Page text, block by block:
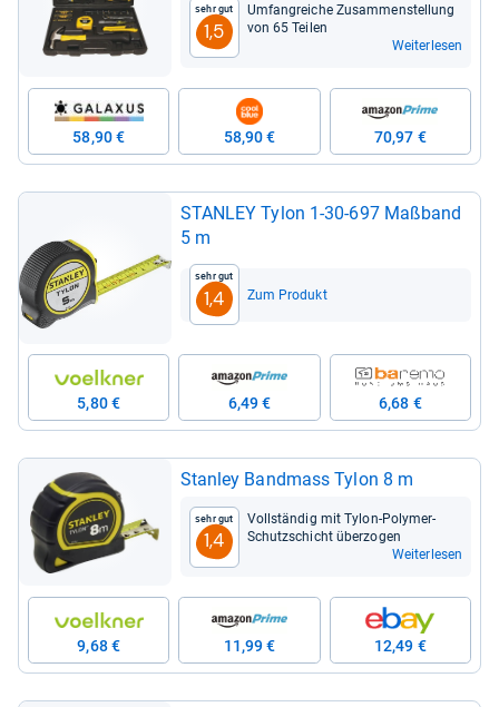
Sehr gut
1,5
Umfang­rei­che Zusam­men­stel­lung
von 65 Tei­len
Weiterlesen
58,90 € 58,90 € 70,97 €
STAN­LEY Tylon 1-​30-​697 Maß­band
5 m
Sehr gut
1,4 Zum Produkt
5,80 € 6,49 € 6,68 €
Stan­ley Band­mass Tylon 8 m
Sehr gut
1,4
Voll­stän­dig mit Tylon-​Poly­mer-​
Schutz­schicht über­zo­gen
Weiterlesen
9,68 € 11,99 € 12,49 €